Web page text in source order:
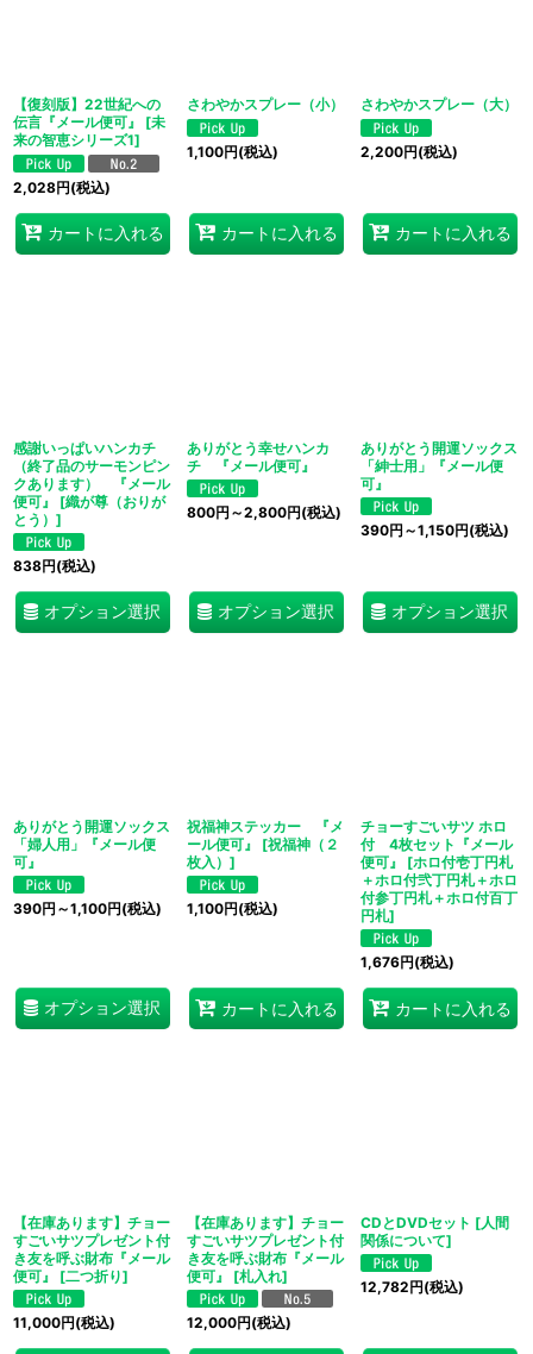
【復刻版】22世紀への
伝言『メール便可』
[未
来の智恵シリーズ1]
2,028円(税込)
カートに入れる
さわやかスプレー（小）
1,100円(税込)
カートに入れる
さわやかスプレー（大）
2,200円(税込)
カートに入れる
感謝いっぱいハンカチ
（終了品のサーモンピン
クあります） 『メール
便可』 [織が尊（おりが
とう） ]
838円(税込)
オプション選択
ありがとう幸せハンカ
チ 『メール便可』
800円 ～2,800円(税込)
オプション選択
ありがとう開運ソックス
「紳士用」『メール便
可』
390円 ～1,150円(税込)
オプション選択
ありがとう開運ソックス
「婦人用」『メール便
可』
390円 ～1,100円(税込)
オプション選択
祝福神ステッカー 『メ
ール便可』
[祝福神（２
枚入） ]
1,100円(税込)
カートに入れる
チョーすごいサツ ホロ
付 4枚セット『メール
便可』
[ホロ付壱丁円札
＋ホロ付弐丁円札＋ホロ
付参丁円札＋ホロ付百丁
円札]
1,676円(税込)
カートに入れる
【在庫あります】チョー
すごいサツプレゼント付
き友を呼ぶ財布『メール
便可』
[二つ折り]
11,000円(税込)
【在庫あります】チョー
すごいサツプレゼント付
き友を呼ぶ財布『メール
便可』
[札入れ]
12,000円(税込)
CDとDVDセット [人間
関係について]
12,782円(税込)